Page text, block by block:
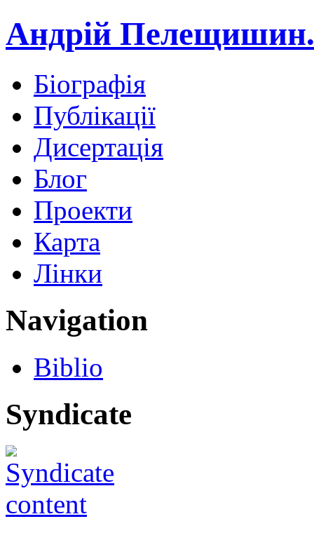
Андрій
Біографія
Публікації
Дисертація
Блог
Проекти
Карта
Лінки
Navigation
Biblio
Syndicate